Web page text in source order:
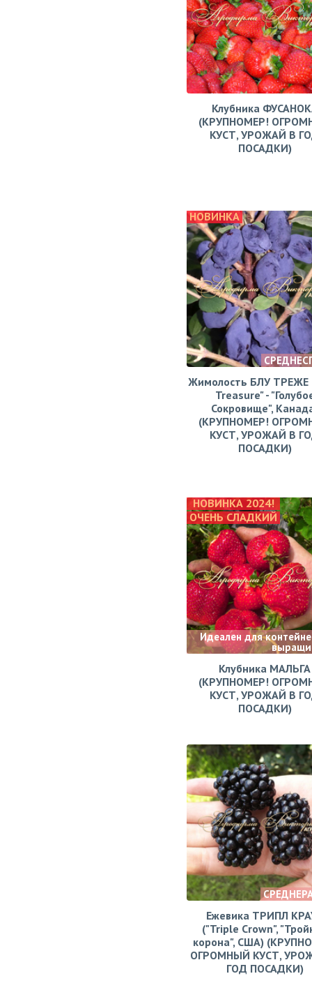
Клубника
(КРУПНОМЕР!
КУСТ, УРОЖАЙ В
ПОСАДКИ)
НОВИНКА
Жимолость БЛУ ТРЕЖЕ
Treasure" -
Сокровище",
(КРУПНОМЕР!
КУСТ, УРОЖАЙ В
ПОСАДКИ)
НОВИНКА 2024!
ОЧЕНЬ СЛАДКИЙ
Идеален для
Клубника МАЛЬГА
(КРУПНОМЕР!
КУСТ, УРОЖАЙ В
ПОСАДКИ)
Ежевика ТРИПЛ
("Triple Crown",
корона", США)
ОГРОМНЫЙ КУСТ,
ГОД ПОСАДКИ)